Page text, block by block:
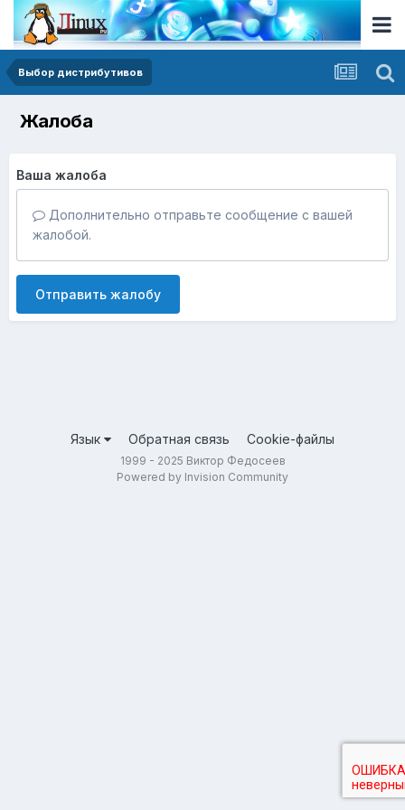
Выбор дистрибутивов
Жалоба
Ваша жалоба
Дополнительно отправьте сообщение с вашей
жалобой.
Отправить жалобу
Язык Обратная связь Cookie-файлы
1999 - 2025 Виктор Федосеев
Powered by Invision Community